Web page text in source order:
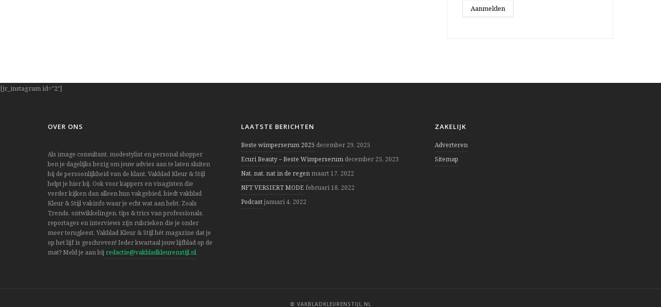
[jr_instagram id="2"]
OVER ONS
Als image consultant, modestylist en personal shopper
ben je dagelijks bezig om jouw advies aan te laten sluiten
bij de persoonlijkheid van de klant. Vakblad Kleur & Stijl
helpt je hier bij. Ook voor kappers en visagisten die
verder kijken dan alleen hun vakgebied, biedt vakblad
Kleur & Stijl vakinfo waar je echt wat aan hebt. Zoals
Trends, ontwikkelingen, tips & trics van professionals,
reportages en interviews zijn rubrieken die je onder
meer terugleest. Vakblad Kleur & Stijl hét magazine dat je
op het lijf is geschreven! Ieder kwartaal jouw lijfblad op de
mat? Meld je aan bij redactie@vakbladkleurenstijl.nl
LAATSTE BERICHTEN
Beste wimperserum 2025 december 29, 2025
Ecuri Beauty – Beste Wimperserum december 25, 2023
Nat, nat, nat in de regen maart 17, 2022
NFT VERSIERT MODEfebruari 18, 2022
Podcastjanuari 4, 2022
ZAKELIJK
Adverteren
Sitemap
© VAKBLADKLEURENSTIJL.NL